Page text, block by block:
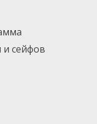
и сейфов